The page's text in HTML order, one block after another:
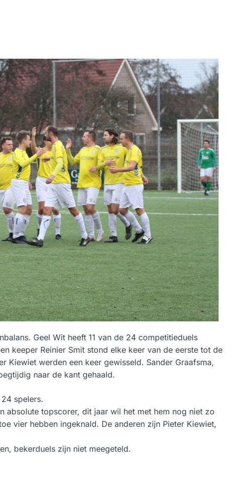
Geel Wit heeft 11 van de 24 competitieduels
keeper Reinier Smit stond elke keer van de eerste tot de
Kiewiet werden een keer gewisseld. Sander Graafsma,
naar de kant gehaald.
spelers.
absolute topscorer, dit jaar wil het met hem nog niet zo
vier hebben ingeknald. De anderen zijn Pieter Kiewiet,
bekerduels zijn niet meegeteld.